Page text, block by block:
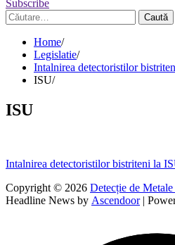
Subscribe
Caută
după:
Home
Legislatie
Intalnirea detectoristilor
ISU
ISU
Navigare
în
articole
Intalnirea detectoristilor bistriteni la
Copyright © 2026 Detecție de
Headline News by Ascendoor|